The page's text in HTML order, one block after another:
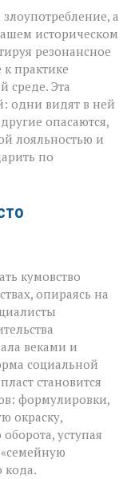
не
только
но
и
пропуск?» — о
новом
взгляде
на
кумовство
а
историческом
резонансное
практике
среде. Эта
одни видят в ней
опасаются,
лояльностью и
по
кумовство
опираясь на
веками и
социальной
становится
формулировки,
окраску,
уступая
кода.